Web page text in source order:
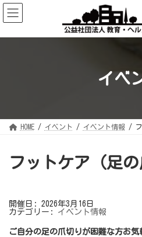
コ
ン
テ
ツ
ナ
ビ
ゲ
シ
イベ
HOME イベント イベント情報
フットケア（足の
開催日: 2026年3月16日
カテゴリー: イベント情報
ご自分の足の爪切りが困難な方お